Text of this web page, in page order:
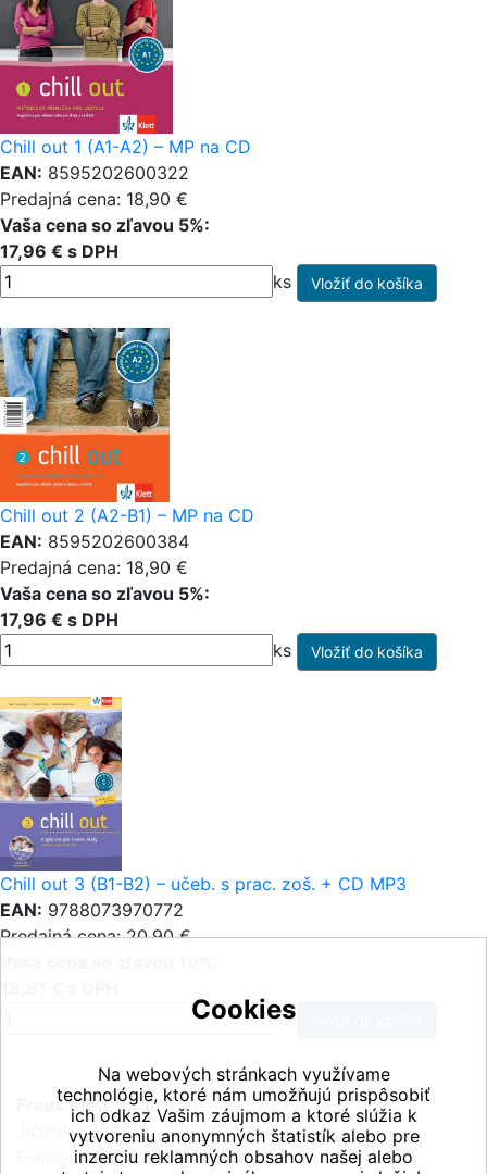
Chill out 1 (A1-A2) – MP na CD
EAN: 8595202600322
Predajná cena: 18,90 €
Vaša cena so zľavou 5%:
17,96 € s DPH
ks
Chill out 2 (A2-B1) – MP na CD
EAN: 8595202600384
Predajná cena: 18,90 €
Vaša cena so zľavou 5%:
17,96 € s DPH
ks
Chill out 3 (B1-B2) – učeb. s prac. zoš. + CD MP3
EAN: 9788073970772
Predajná cena: 20,90 €
ks
Fraus Klett, s.r.o.
Jičínská 2348/10, 130 00 Praha 3
E-mail:info@fraus-klett.cz
Cookies
Na webových stránkach využívame
technológie, ktoré nám umožňujú prispôsobiť
ich odkaz Vašim záujmom a ktoré slúžia k
vytvoreniu anonymných štatistík alebo pre
inzerciu reklamných obsahov našej alebo